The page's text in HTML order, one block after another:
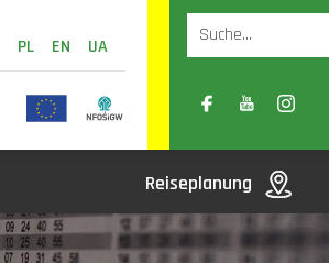
PL EN UA
A- A A+
Reiseplanung